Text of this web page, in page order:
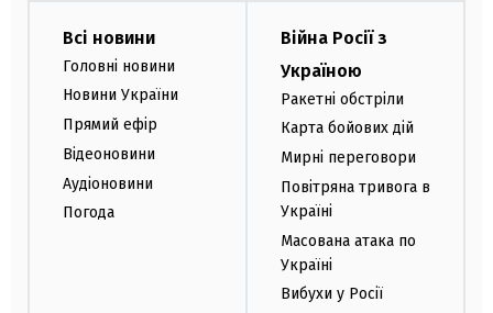
Всі новини
Головні новини
Новини України
Прямий ефір
Відеоновини
Аудіоновини
Погода
Війна Росії з
Україною
Ракетні обстріли
Карта бойових дій
Мирні переговори
Повітряна тривога в
Україні
Масована атака по
Україні
Вибухи у Росії